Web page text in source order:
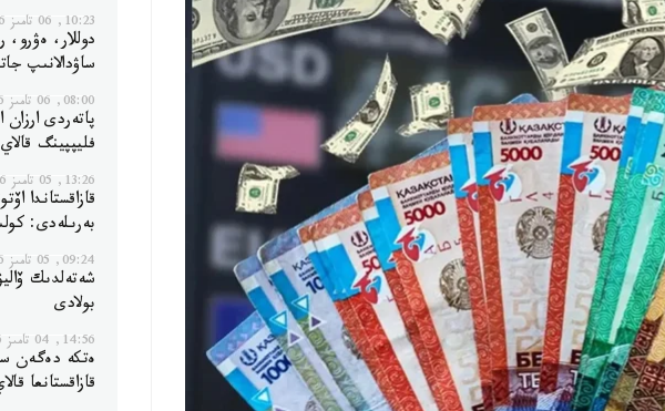
10:23, 06 تامىز 2026
دوللار،
ساۋدالانىپ
08:00, 06 تامىز 2026
پاتەردى
فليپپينگ
13:26, 05 تامىز 2026
قازاقستاندا
بەرىلەدى:
09:24, 05 تامىز 2026
شەتەلدىك
بولادى
14:56, 04 تامىز 2026
ەتكە دەگەن
قازاقستانعا